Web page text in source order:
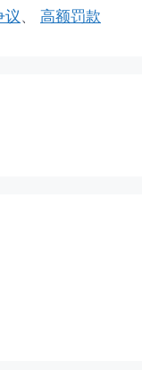
议 、 高额罚款